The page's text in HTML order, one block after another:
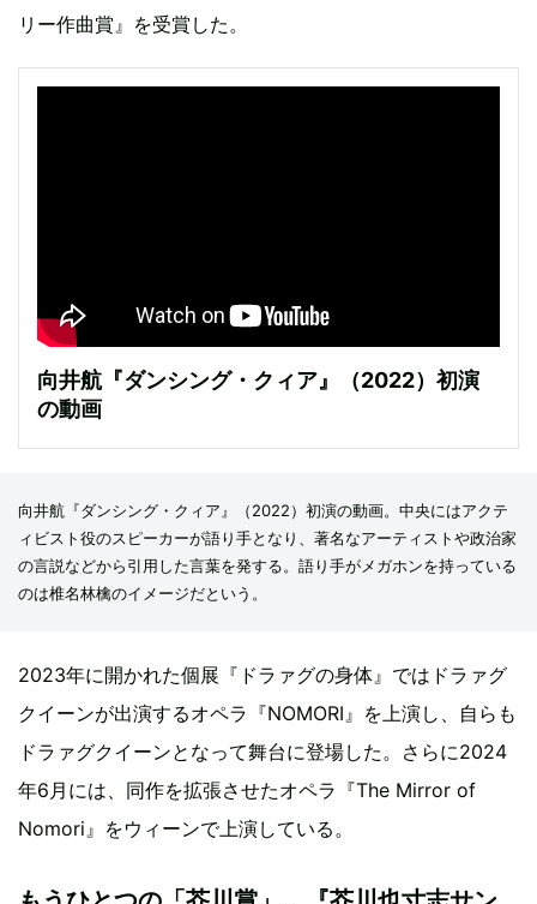
リー作曲賞』を受賞した。
向井航『ダンシング・クィア』（2022）初演
の動画
向井航『ダンシング・クィア』（2022）初演の動画。中央にはアクテ
ィビスト役のスピーカーが語り手となり、著名なアーティストや政治家
の言説などから引用した言葉を発する。語り手がメガホンを持っている
のは椎名林檎のイメージだという。
2023年に開かれた個展『ドラァグの身体』ではドラァグ
クイーンが出演するオペラ『NOMORI』を上演し、自らも
ドラァグクイーンとなって舞台に登場した。さらに2024
年6月には、同作を拡張させたオペラ『The Mirror of
Nomori』をウィーンで上演している。